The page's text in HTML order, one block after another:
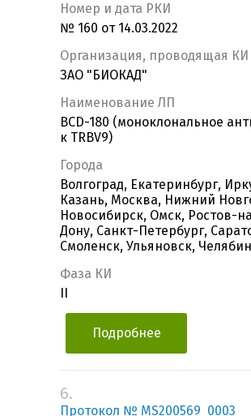
Номер и дата РКИ
№ 160 от 14.03.2022
Организация, проводящая КИ
ЗАО "БИОКАД"
Наименование ЛП
BCD-180 (моноклональное
к TRBV9)
Города
Волгоград, Екатеринбург,
Казань, Москва, Нижний
Новосибирск, Омск, Ростов-
Дону, Санкт-Петербург,
Смоленск, Ульяновск,
Фаза КИ
Подробнее
6.
Протокол № MS200569_0003